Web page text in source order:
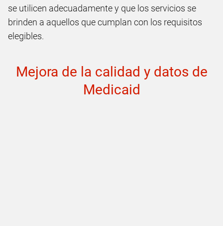
se utilicen adecuadamente y que los servicios se
brinden a aquellos que cumplan con los requisitos
elegibles.
Mejora de la calidad y datos de
Medicaid